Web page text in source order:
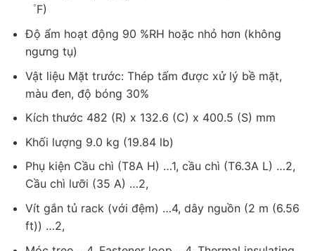
゜F)
Độ ẩm hoạt động 90 %RH hoặc nhỏ hơn (không
ngưng tụ)
Vật liệu Mặt trước: Thép tấm được xử lý bề mặt,
màu đen, độ bóng 30%
Kích thước 482 (R) x 132.6 (C) x 400.5 (S) mm
Khối lượng 9.0 kg (19.84 lb)
Phụ kiện Cầu chì (T8A H) …1, cầu chì (T6.3A L) …2,
Cầu chì lưỡi (35 A) …2,
Vít gắn tủ rack (với đệm) …4, dây nguồn (2 m (6.56
ft)) …2,